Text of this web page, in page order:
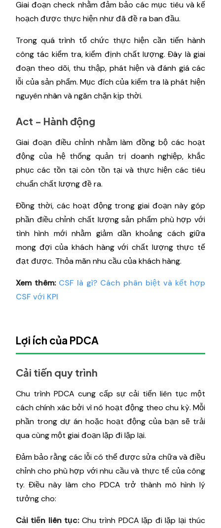
Giai đoạn check nhằm đảm bảo các mục tiêu và kế
hoạch được thực hiện như đã đề ra ban đầu.
Trong quá trình tổ chức thực hiện cần tiến hành
công tác kiểm tra, kiểm định chất lượng. Đây là giai
đoạn theo dõi, thu thập, phát hiện và đánh giá các
lỗi của sản phẩm. Mục đích của kiểm tra là phát hiện
nguyên nhân và ngăn chặn kịp thời.
Act - Hành động
Giai đoạn điều chỉnh nhằm làm đồng bộ các hoạt
động của hệ thống quản trị doanh nghiệp, khắc
phục các tồn tại còn tồn tại và thực hiện các tiêu
chuẩn chất lượng đề ra.
Đồng thời, các hoạt động trong giai đoạn này góp
phần điều chỉnh chất lượng sản phẩm phù hợp với
tình hình mới nhằm giảm dần khoảng cách giữa
mong đợi của khách hàng với chất lượng thực tế
đạt được. Thỏa mãn nhu cầu của khách hàng.
Xem thêm: CSF là gì? Cách phân biệt và kết hợp
CSF với KPI
Lợi ích của PDCA
Cải tiến quy trình
Chu trình PDCA cung cấp sự cải tiến liên tục một
cách chính xác bởi vì nó hoạt động theo chu kỳ. Mỗi
phần trong dự án hoặc hoạt động của bạn sẽ trải
qua cùng một giai đoạn lặp đi lặp lại.
Đảm bảo rằng các lỗi có thể được sửa chữa và điều
chỉnh cho phù hợp với nhu cầu và thực tế của công
ty. Điều này làm cho PDCA trở thành mô hình lý
tưởng cho:
Cải tiến liên tục: Chu trình PDCA lặp đi lặp lại thúc